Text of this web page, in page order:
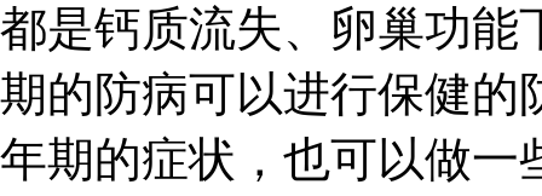
都是钙质流失、卵巢功能
期的防病可以进行保健的
年期的症状，也可以做一